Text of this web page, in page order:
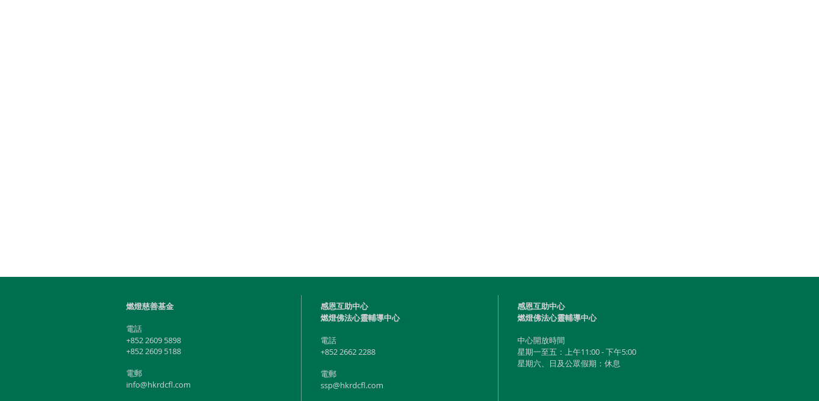
燃燈慈善基金
​電話
+852 2609 5898
+852 2609 5188
電郵
info@hkrdcfl.com
感恩互助中心
燃燈佛法心靈輔導中心
電話
+852 2662 2288
電郵
ssp@hkrdcfl.com
感恩互助中心
燃燈佛法心靈輔導中心
中心開放時間
星期一至五：上午11:00 - 下午5:00
​星期六、日及公眾假期：休息